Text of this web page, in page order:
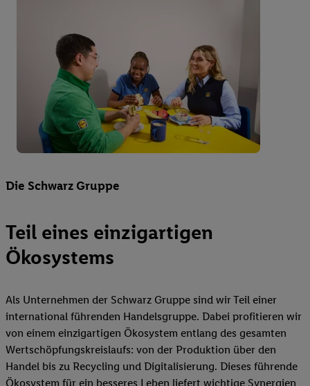
Die Schwarz Gruppe
Teil eines einzigartigen
Ökosystems
Als Unternehmen der Schwarz Gruppe sind wir Teil einer
international führenden Handelsgruppe. Dabei profitieren wir
von einem einzigartigen Ökosystem entlang des gesamten
Wertschöpfungskreislaufs: von der Produktion über den
Handel bis zu Recycling und Digitalisierung. Dieses führende
Ökosystem für ein besseres Leben liefert wichtige Synergien